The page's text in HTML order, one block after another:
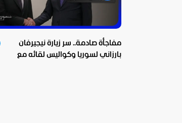
مفاجأة صادمة.. سر زيارة نيجيرفان
بارزاني لسوريا وكواليس لقائه مع